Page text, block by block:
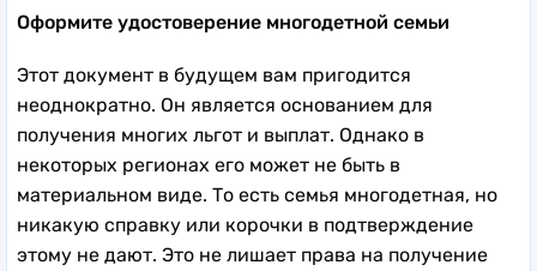
Оформите удостоверение многодетной семьи
Этот документ в будущем вам пригодится
неоднократно. Он является основанием для
получения многих льгот и выплат. Однако в
некоторых регионах его может не быть в
материальном виде. То есть семья многодетная, но
никакую справку или корочки в подтверждение
этому не дают. Это не лишает права на получение